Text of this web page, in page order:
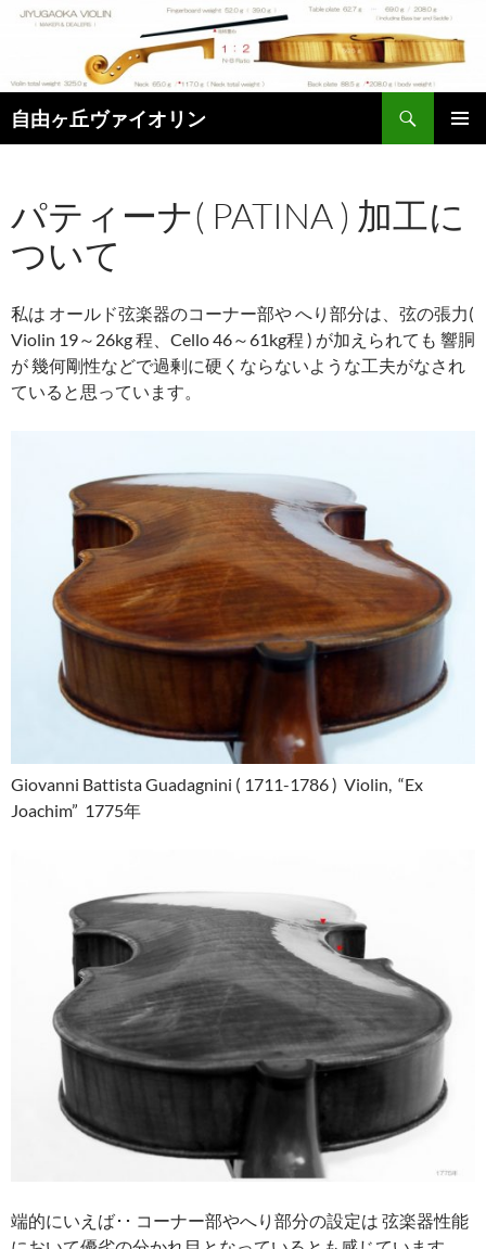
ン
ツ
へ
ッ
プ
自由ヶ丘ヴァイオリン
検
索
パティーナ( PATINA ) 加工に
ついて
私は オールド弦楽器のコーナー部や へり部分は、弦の張力(
Violin 19～26kg 程、Cello 46～61kg程 ) が加えられても 響胴
が幾何剛性などで過剰に硬くならないような工夫がなされ
ていると思っています。
Giovanni Battista Guadagnini ( 1711-1786 ) Violin, “Ex
Joachim” 1775年
端的にいえば･･ コーナー部やへり部分の設定は 弦楽器性能